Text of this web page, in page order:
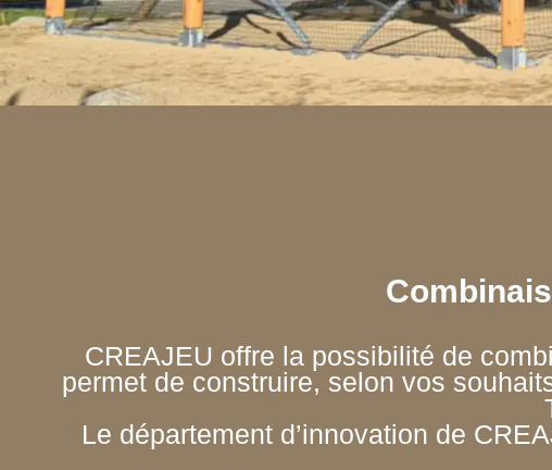
CREAJEU offre la possibilité de
permet de construire, selon vos
Le département d’innovation de